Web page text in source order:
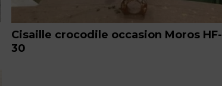
Cisaille crocodile occasion Moros HF-
30